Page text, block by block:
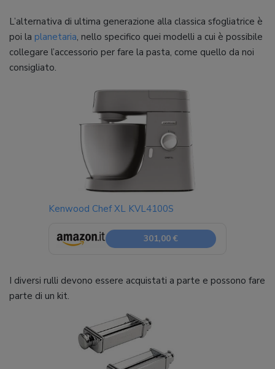
L’alternativa di ultima generazione alla classica sfogliatrice è
poi la planetaria, nello specifico quei modelli a cui è possibile
collegare l’accessorio per fare la pasta, come quello da noi
consigliato.
Kenwood Chef XL KVL4100S
301,00 €
I diversi rulli devono essere acquistati a parte e possono fare
parte di un kit.